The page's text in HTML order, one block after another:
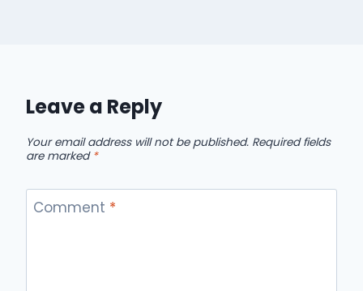
Leave a Reply
Your email address will not be published. Required fields
are marked *
Comment *